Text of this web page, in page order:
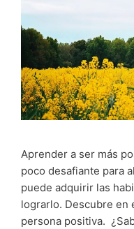
Aprender a ser más
poco desafiante para
puede adquirir las
lograrlo. Descubre en
persona positiva.